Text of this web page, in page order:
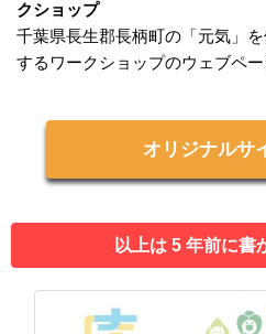
クショップ
千葉県長生郡長柄町の「元気」
するワークショップのウェブペー
オリジナルサ
以上は 5 年前に書